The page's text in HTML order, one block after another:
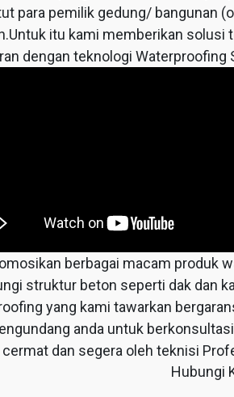
para pemilik gedung/ bangunan
itu kami memberikan
dengan teknologi Waterproofing
berbagai macam produk
struktur beton seperti dak dan
yang kami tawarkan
anda untuk
dan segera oleh teknisi
Hubungi